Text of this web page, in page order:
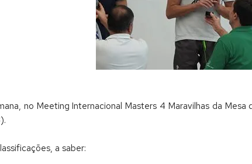
no Meeting Internacional Masters 4 Maravilhas da Mesa
a saber: